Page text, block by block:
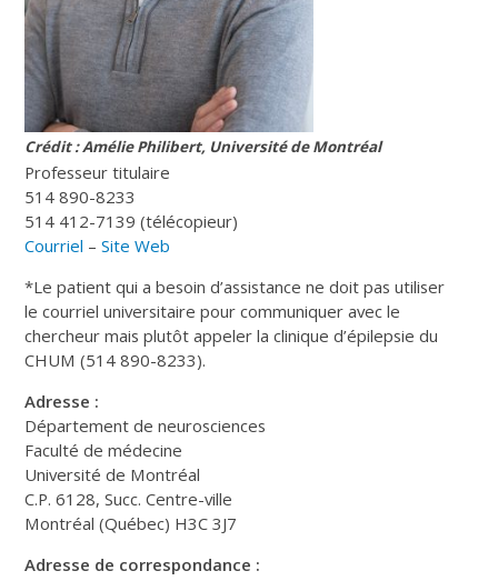
Crédit : Amélie Philibert, Université de Montréal
Professeur titulaire
514 890-8233
514 412-7139 (télécopieur)
Courriel –Site Web
*Le patient qui a besoin d’assistance ne doit pas utiliser
le courriel universitaire pour communiquer avec le
chercheur mais plutôt appeler la clinique d’épilepsie du
CHUM (514 890-8233).
Adresse :
Département de neurosciences
Faculté de médecine
Université de Montréal
C.P. 6128, Succ. Centre-ville
Montréal (Québec) H3C 3J7
Adresse de correspondance :